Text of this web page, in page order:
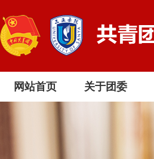
网站首页 关于团委